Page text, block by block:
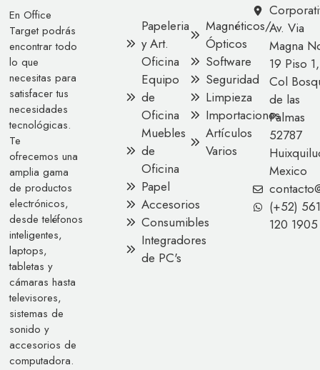
En Office
Target podrás
encontrar todo
lo que
necesitas para
satisfacer tus
necesidades
tecnológicas.
Te
ofrecemos una
amplia gama
de productos
electrónicos,
desde teléfonos
inteligentes,
laptops,
tabletas y
cámaras hasta
televisores,
sistemas de
sonido y
accesorios de
computadora.
Papeleria
y Art.
Oficina
Equipo
de
Oficina
Muebles
de
Oficina
Papel
Accesorios
Consumibles
Integradores
de PC's
Magnéticos/
Ópticos
Software
Seguridad
Limpieza
Importaciones
Artículos
Varios
Av. Via
Magna
19 Piso 1,
Col
de las
Palmas
52787
Mexico
(+52) 561
120 1905